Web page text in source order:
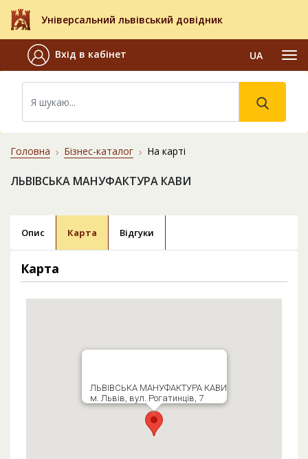
Універсальний львівський довідник
Вхід в кабінет UA
Головна Бізнес-каталог На карті
ЛЬВІВСЬКА МАНУФАКТУРА КАВИ
Опис Карта Відгуки
Карта
ЛЬВІВСЬКА МАНУФАКТУРА КАВИ
м. Львів, вул. Рогатинців, 7